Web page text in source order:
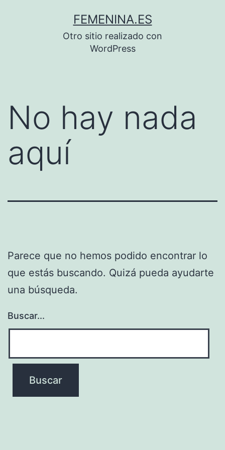
FEMENINA.ES
Otro sitio realizado con
WordPress
No hay nada
aquí
Parece que no hemos podido encontrar lo
que estás buscando. Quizá pueda ayudarte
una búsqueda.
Buscar...